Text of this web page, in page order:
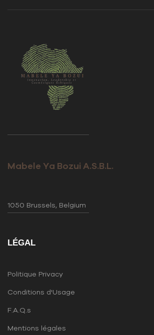
Mabele Ya Bozui A.S.B.L.
1050 Brussels, Belgium
LÉGAL
Politique Privacy
Conditions d'Usage
F.A.Q.s
Mentions légales